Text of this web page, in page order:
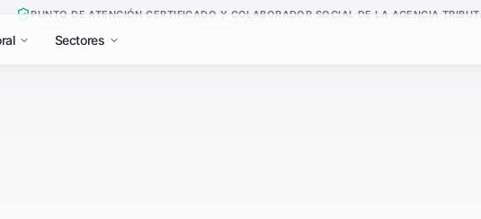
Sectores
PUNTO DE ATENCIÓN CERTIFICADO Y COLABORADOR SOCIAL DE LA AGENCIA